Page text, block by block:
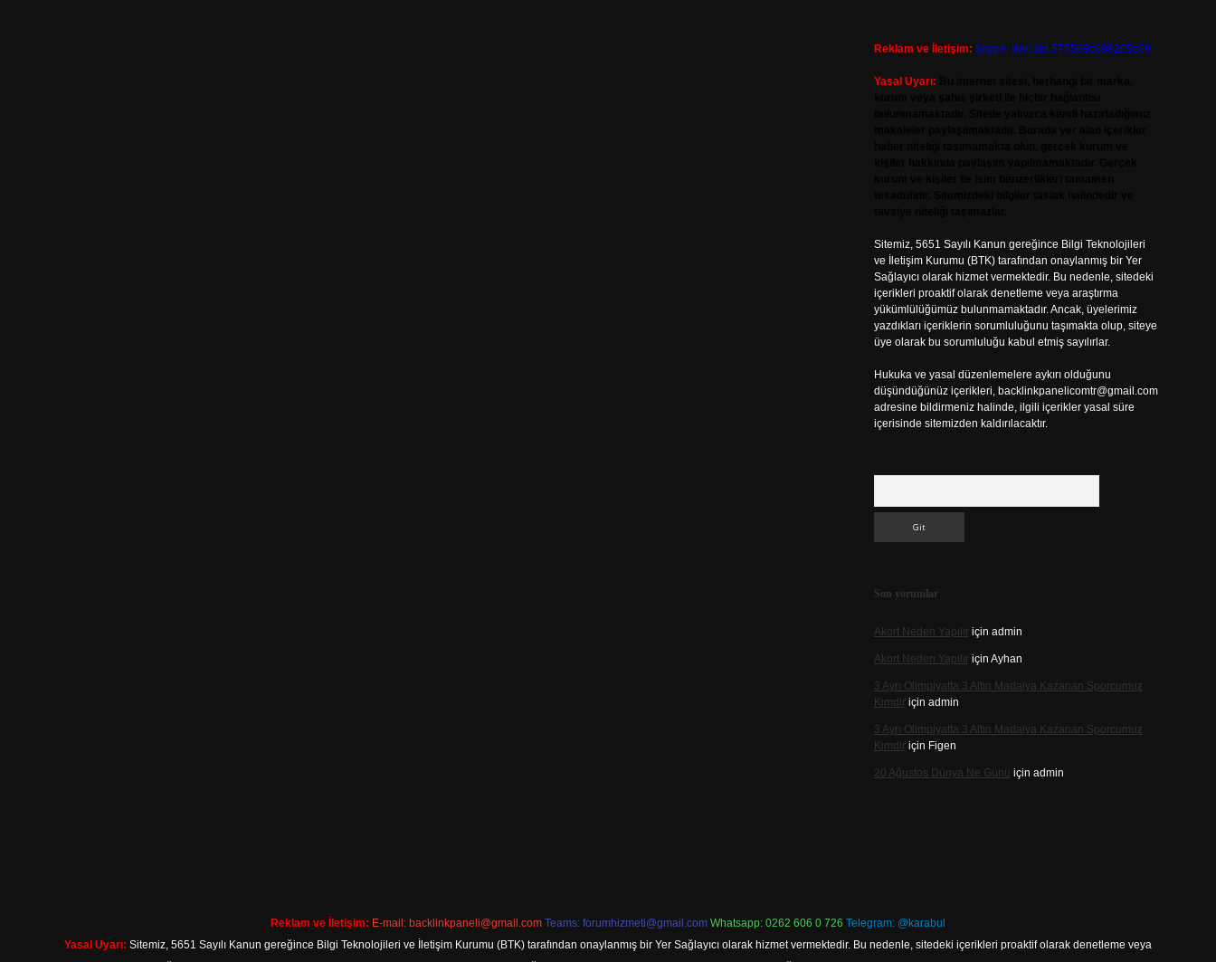
Reklam ve İletişim: Skype: live:.cid.575569c608265c69
Yasal Uyarı:
Sitemiz, 5651 Sayılı Kanun gereğince Bilgi Teknolojileri
ve İletişim Kurumu (BTK) tarafından onaylanmış bir Yer
Sağlayıcı olarak hizmet vermektedir. Bu nedenle, sitedeki
içerikleri proaktif olarak denetleme veya araştırma
yükümlülüğümüz bulunmamaktadır. Ancak, üyelerimiz
yazdıkları içeriklerin sorumluluğunu taşımakta olup, siteye
üye olarak bu sorumluluğu kabul etmiş sayılırlar.
Hukuka ve yasal düzenlemelere aykırı olduğunu
düşündüğünüz içerikleri, backlinkpanelicomtr@gmail.com
adresine bildirmeniz halinde, ilgili içerikler yasal süre
içerisinde sitemizden kaldırılacaktır.
Son yorumlar
Akort Neden Yapılıriçin admin
Akort Neden Yapılıriçin Ayhan
3 Ayrı Olimpiyatta 3 Altın Madalya Kazanan Sporcumuz
Kimdiriçin admin
3 Ayrı Olimpiyatta 3 Altın Madalya Kazanan Sporcumuz
Kimdiriçin Figen
20 Ağustos Dünya Ne Günü için admin
Reklam ve İletişim: E-mail: backlinkpaneli@gmail.com Teams: forumhizmeti@gmail.com Whatsapp: 0262 606 0 726 Telegram: @karabul
Yasal Uyarı: Sitemiz, 5651 Sayılı Kanun gereğince Bilgi Teknolojileri ve İletişim Kurumu (BTK) tarafından onaylanmış bir Yer Sağlayıcı olarak hizmet vermektedir. Bu nedenle, sitedeki içerikleri proaktif olarak denetleme veya